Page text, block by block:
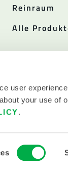
user
your use of
.
Reinraum
Alle